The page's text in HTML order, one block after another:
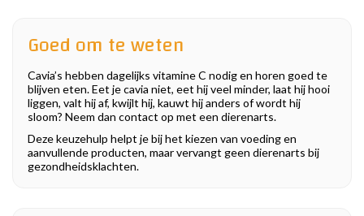
Goed om te weten
Cavia’s hebben dagelijks vitamine C nodig en horen goed te
blijven eten. Eet je cavia niet, eet hij veel minder, laat hij hooi
liggen, valt hij af, kwijlt hij, kauwt hij anders of wordt hij
sloom? Neem dan contact op met een dierenarts.
Deze keuzehulp helpt je bij het kiezen van voeding en
aanvullende producten, maar vervangt geen dierenarts bij
gezondheidsklachten.